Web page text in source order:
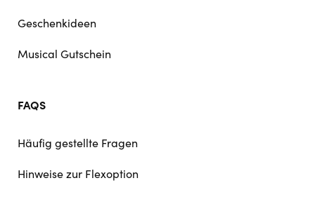
Geschenkideen
Musical Gutschein
FAQS
Häufig gestellte Fragen
Hinweise zur Flexoption